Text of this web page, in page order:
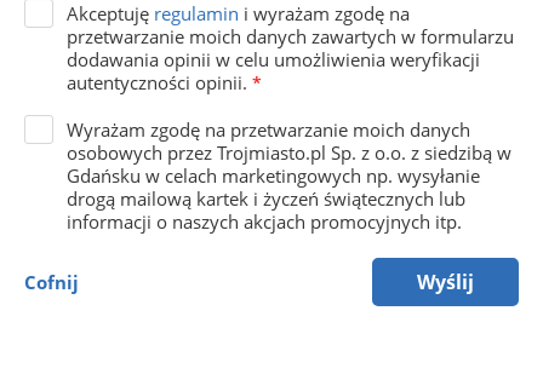
Akceptuję regulamin i wyrażam zgodę na
przetwarzanie moich danych zawartych w formularzu
dodawania opinii w celu umożliwienia weryfikacji
autentyczności opinii. *
Wyrażam zgodę na przetwarzanie moich danych
osobowych przez Trojmiasto.pl Sp. z o.o. z siedzibą w
Gdańsku w celach marketingowych np. wysyłanie
drogą mailową kartek i życzeń świątecznych lub
informacji o naszych akcjach promocyjnych itp.
Cofnij Wyślij